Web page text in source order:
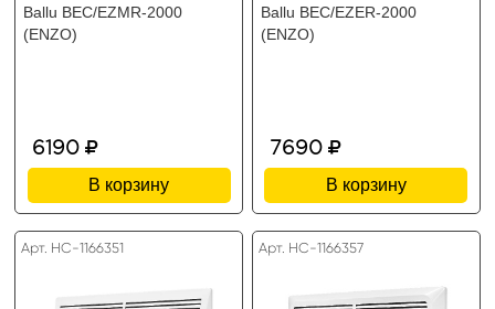
Ballu BEC/EZMR-2000
(ENZO)
6190
В корзину
Ballu BEC/EZER-2000
(ENZO)
7690
В корзину
Арт. HC-1166351 Арт. HC-1166357